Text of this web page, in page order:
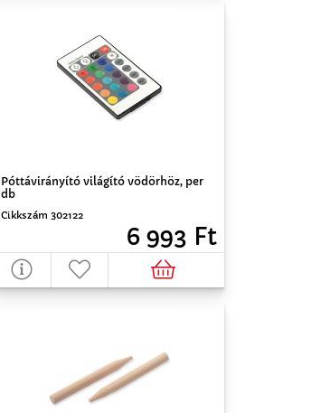
Póttávirányító világító vödörhöz, per
db
Cikkszám 302122
6 993 Ft